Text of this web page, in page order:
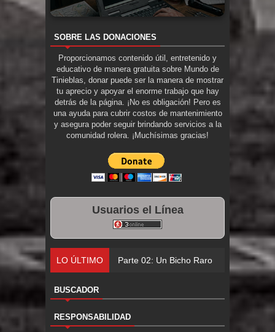
SOBRE LAS DONACIONES
Proporcionamos contenido útil, entretenido y
educativo de manera gratuita sobre Mundo de
Tinieblas, donar puede ser la manera de mostrar
tu aprecio y apoyar el enorme trabajo que hay
detrás de la página. ¡No es obligación! Pero es
una ayuda para cubrir costos de mantenimiento
y asegura poder seguir brindando servicios a la
comunidad rolera. ¡Muchísimas gracias!
Usuarios el Línea
LO ÚLTIMO Parte 02: Un Bicho Raro
BUSCADOR
RESPONSABILIDAD